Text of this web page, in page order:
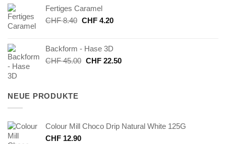
CHF 24.00
Fertiges Caramel
CHF8.40 Ursprünglicher
CHF 8.40
CHF4.20Aktueller
CHF 4.20.
Backform - Hase 3D
CHF45.00 Ursprünglicher
CHF22.50Aktueller
NEUE PRODUKTE
Colour Mill Choco Drip Natural White 125G
CHF 12.90